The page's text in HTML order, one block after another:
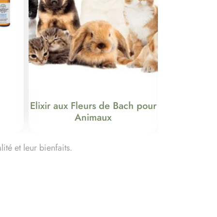
Elixir aux Fleurs de Bach pour
Animaux
et leur bienfaits.